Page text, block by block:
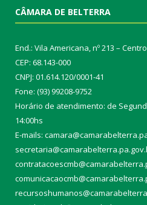
CÂMARA DE BELTERRA
End.: Vila Americana, nº 213 –
CEP: 68.143-000
CNPJ: 01.614.120/0001-41
Fone: (93) 99208-9752
Horário de atendimento: de
14:00hs
E-mails: